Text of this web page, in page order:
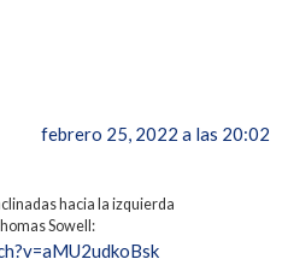
febrero 25, 2022 a las 20:02
hacia la izquierda
Sowell: